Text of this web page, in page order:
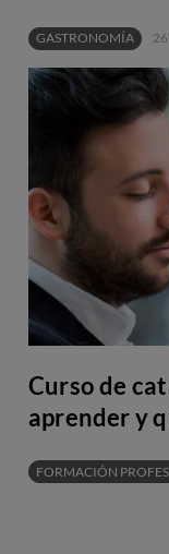
GASTRONOMÍA
Curso de
aprender y
FORMACIÓN